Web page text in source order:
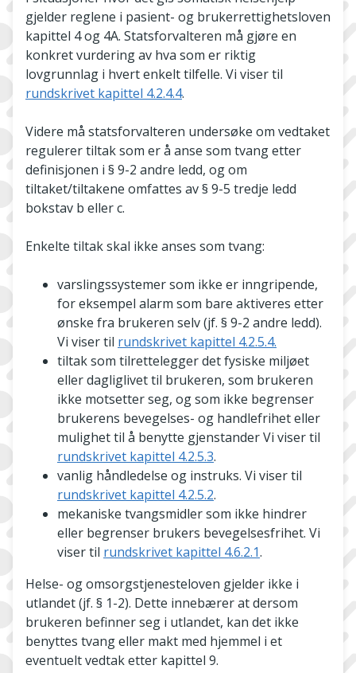
gjelder reglene i pasient- og brukerrettighetsloven
kapittel 4 og 4A. Statsforvalteren må gjøre en
konkret vurdering av hva som er riktig
lovgrunnlag i hvert enkelt tilfelle. Vi viser til
rundskrivet kapittel 4.2.4.4.
Videre må statsforvalteren undersøke om vedtaket
regulerer tiltak som er å anse som tvang etter
definisjonen i § 9-2 andre ledd, og om
tiltaket/tiltakene omfattes av § 9-5 tredje ledd
bokstav b eller c.
Enkelte tiltak skal ikke anses som tvang:
varslingssystemer som ikke er inngripende,
for eksempel alarm som bare aktiveres etter
ønske fra brukeren selv (jf. § 9-2 andre ledd).
Vi viser til rundskrivet kapittel 4.2.5.4.
tiltak som tilrettelegger det fysiske miljøet
eller dagliglivet til brukeren, som brukeren
ikke motsetter seg, og som ikke begrenser
brukerens bevegelses- og handlefrihet eller
mulighet til å benytte gjenstander Vi viser til
rundskrivet kapittel 4.2.5.3.
vanlig håndledelse og instruks. Vi viser til
rundskrivet kapittel 4.2.5.2.
mekaniske tvangsmidler som ikke hindrer
eller begrenser brukers bevegelsesfrihet. Vi
viser til rundskrivet kapittel 4.6.2.1.
Helse- og omsorgstjenesteloven gjelder ikke i
utlandet (jf. § 1-2). Dette innebærer at dersom
brukeren befinner seg i utlandet, kan det ikke
benyttes tvang eller makt med hjemmel i et
eventuelt vedtak etter kapittel 9.